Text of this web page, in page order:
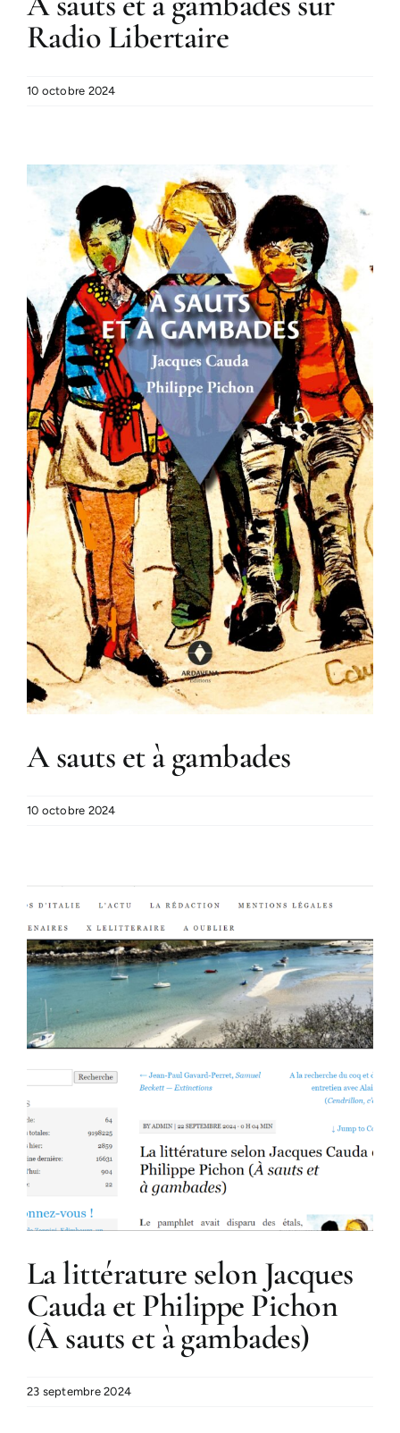
Radio Libertaire
10 octobre 2024
A sauts et à gambades
10 octobre 2024
La littérature selon Jacques
Cauda et Philippe Pichon
(À sauts et à gambades)
23 septembre 2024